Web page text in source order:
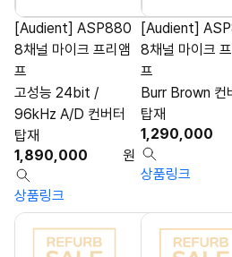
[Audient] ASP880
8채널 마이크 프리앰
프
고성능 24bit /
96kHz A/D 컨버터
탑재
1,890,000
원
상품링크
[Audient]
8채널 마이크
프
Burr Brown 컨
탑재
1,290,000
상품링크